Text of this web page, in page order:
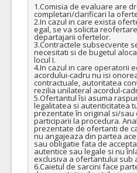
1.Comisia de evaluare are
completari/clarificari la
2.In cazul in care exista
egal, se va solicita
departajarii ofertelor.
3.Contractele subsecvente
necesitati si de bugetul
locul I.
4.In cazul in care operatorii
acordului-cadru nu isi
contractuale, autoritatea
rezilia unilateral acordul-
5.Ofertantul îsi asuma
legalitatea si autenticitatea
prezentate în original si/sau
participarii la procedura.
prezentate de ofertanti de
nu angajeaza din partea
sau obligatie fata de
autentice sau legale si nu
exclusiva a ofertantului sub
6.Caietul de sarcini face